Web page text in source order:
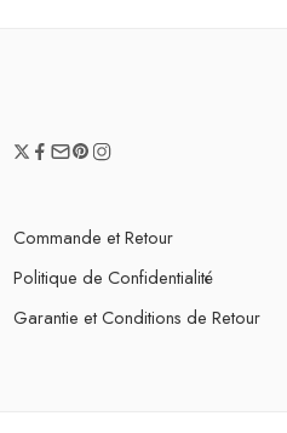
Commande et Retour
Politique de Confidentialité
Garantie et Conditions de Retour